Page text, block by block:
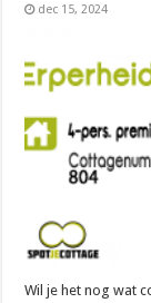
dec 15, 2024
Wil je het nog wat